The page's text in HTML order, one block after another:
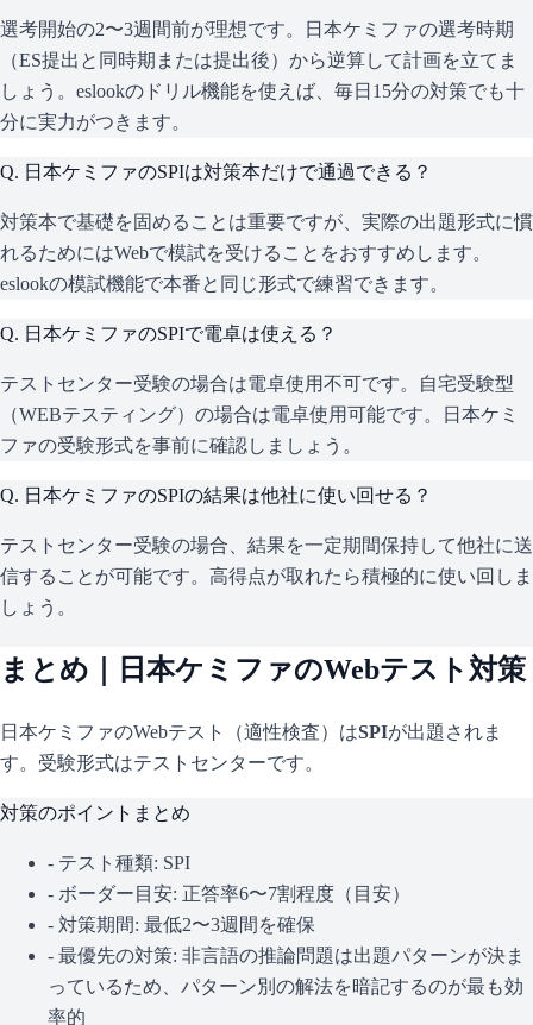
選考開始の2〜3週間前が理想です。日本ケミファの選考時期
（ES提出と同時期または提出後）から逆算して計画を立てま
しょう。eslookのドリル機能を使えば、毎日15分の対策でも十
分に実力がつきます。
Q. 日本ケミファのSPIは対策本だけで通過できる？
対策本で基礎を固めることは重要ですが、実際の出題形式に慣
れるためにはWebで模試を受けることをおすすめします。
eslookの模試機能で本番と同じ形式で練習できます。
Q. 日本ケミファのSPIで電卓は使える？
テストセンター受験の場合は電卓使用不可です。自宅受験型
（WEBテスティング）の場合は電卓使用可能です。日本ケミ
ファの受験形式を事前に確認しましょう。
Q. 日本ケミファのSPIの結果は他社に使い回せる？
テストセンター受験の場合、結果を一定期間保持して他社に送
信することが可能です。高得点が取れたら積極的に使い回しま
しょう。
まとめ｜ 日本ケミファのWebテスト対策
日本ケミファのWebテスト（適性検査）はSPIが出題されま
す。 受験形式はテストセンターです。
対策のポイントまとめ
- テスト種類: SPI
- ボーダー目安: 正答率6〜7割程度（目安）
- 対策期間: 最低2〜3週間を確保
- 最優先の対策: 非言語の推論問題は出題パターンが決ま
っているため、パターン別の解法を暗記するのが最も効
率的